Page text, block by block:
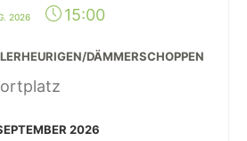
2026 15:00
DÄMMERSCHOPPEN
2026